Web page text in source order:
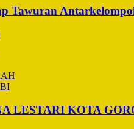
Tawuran
LESTARI KOTA